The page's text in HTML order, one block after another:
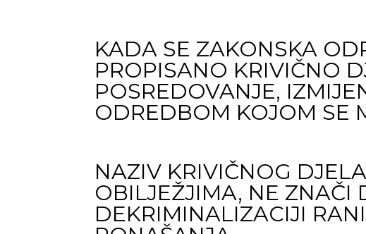
KADA SE ZAKONSKA
PROPISANO KRIVIČNO
POSREDOVANJE,
ODREDBOM KOJOM SE
NAZIV KRIVIČNOG
OBILJEŽJIMA, NE ZNAČI
DEKRIMINALIZACIJI